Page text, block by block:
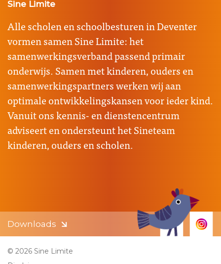
Sine Limite
Alle scholen en schoolbesturen in Deventer
vormen samen Sine Limite: het
samenwerkingsverband passend primair
onderwijs. Samen met kinderen, ouders en
samenwerkingspartners werken wij aan
optimale ontwikkelingskansen voor ieder kind.
Vanuit ons kennis- en dienstencentrum
adviseert en ondersteunt het Sineteam
kinderen, ouders en scholen.
Downloads
© 2026 Sine Limite